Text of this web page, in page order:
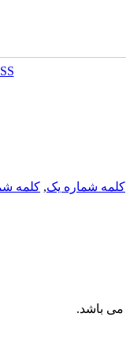
کلمه شماره یک, کلمه
می باشد.